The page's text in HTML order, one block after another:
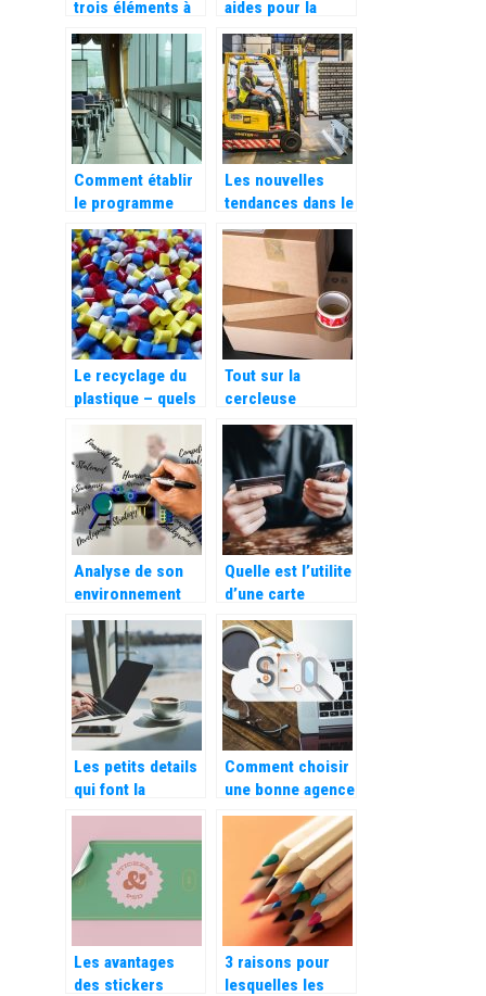
trois éléments à
prendre en
compte dans une
stratégie de lead
nurturing ?
aides pour la
gestion d’une
association ?
Comment établir
le programme
d’un évènement ?
Les nouvelles
tendances dans le
stockage et
l’aménagement
professionnel
Le recyclage du
plastique – quels
types de
plastiques
distingue-t-on ?
Tout sur la
cercleuse
automatique!
Analyse de son
environnement
concurrentiel,
que signifie
exactement les
cinq forces de
Porter ?
Quelle est l’utilite
d’une carte
carburant ?
Les petits details
qui font la
difference du E-
Commerce
Comment choisir
une bonne agence
SEO ?
Les avantages
des stickers
3 raisons pour
lesquelles les